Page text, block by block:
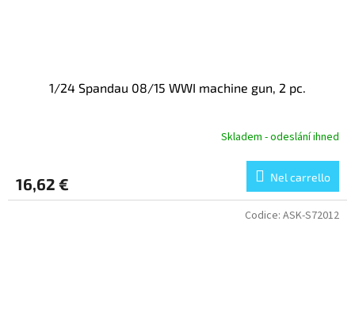
1/24 Spandau 08/15 WWI machine gun, 2 pc.
Skladem - odeslání ihned
16,62 € Nel carrello
Codice: ASK-S72012